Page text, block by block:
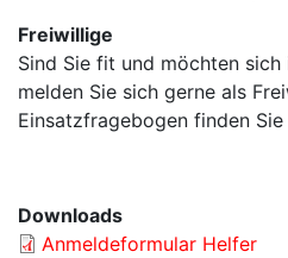
Freiwillige
Sind Sie fit und möchten
melden Sie sich gerne als
Einsatzfragebogen finden
Downloads
Anmeldeformular Helfer